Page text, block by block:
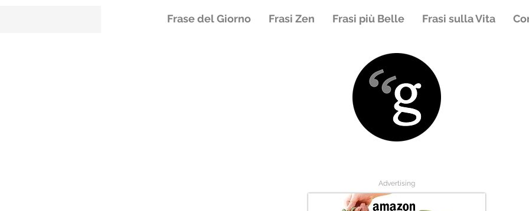
Frase del Giorno Frasi Zen Frasi più Belle Frasi sulla Vita
Advertising